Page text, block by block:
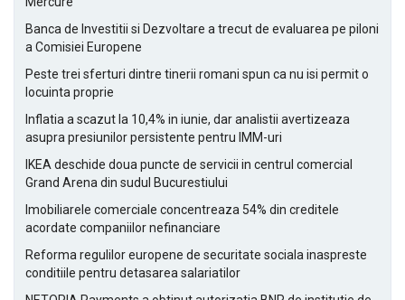
Banca de Investitii si Dezvoltare a trecut de evaluarea pe piloni
a Comisiei Europene
Peste trei sferturi dintre tinerii romani spun ca nu isi permit o
locuinta proprie
Inflatia a scazut la 10,4% in iunie, dar analistii avertizeaza
asupra presiunilor persistente pentru IMM-uri
IKEA deschide doua puncte de servicii in centrul comercial
Grand Arena din sudul Bucurestiului
Imobiliarele comerciale concentreaza 54% din creditele
acordate companiilor nefinanciare
Reforma regulilor europene de securitate sociala inaspreste
conditiile pentru detasarea salariatilor